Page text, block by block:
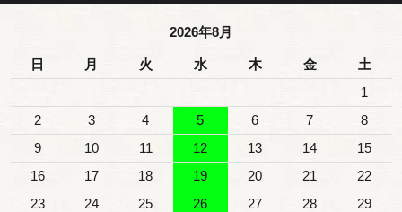
2026年8月
日 月 火 水 木 金
土
1
2
3 4 5 6 7
8
9
10 11 12 13 14
15
16
17 18 19 20 21
22
23
24 25 26 27 28
29